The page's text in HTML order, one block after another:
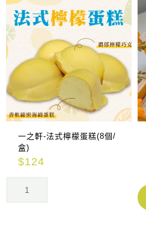
一之軒-法式檸檬蛋糕(8個/
盒)
$124